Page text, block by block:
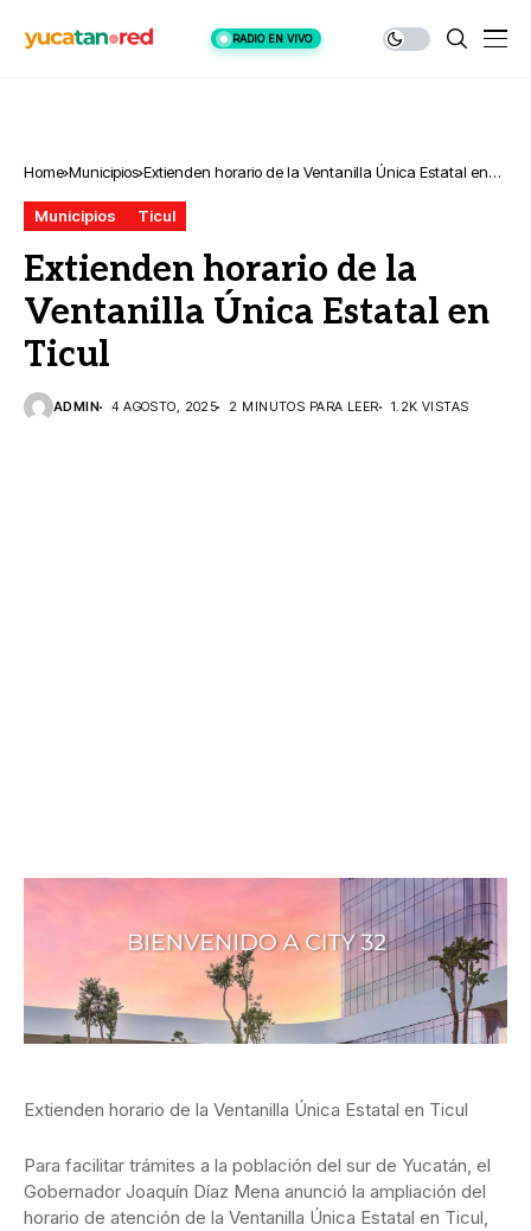
RADIO EN VIVO
Home Municipios Extienden horario de la Ventanilla Única Estatal en
Municipios
Ticul
Extienden horario de la
Ventanilla Única Estatal en
Ticul
ADMIN 4 AGOSTO, 2025 2 MINUTOS PARA LEER 1.2K VISTAS
Extienden horario de la Ventanilla Única Estatal en Ticul
Para facilitar trámites a la población del sur de Yucatán, el
Gobernador Joaquín Díaz Mena anunció la ampliación del
horario de atención de la Ventanilla Única Estatal en Ticul,